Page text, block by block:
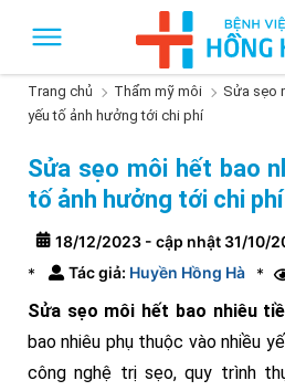
Trang chủ Thẩm mỹ môi
Sửa sẹo
yếu tố ảnh hưởng tới chi phí
Sửa sẹo môi hết bao
tố ảnh hưởng tới chi phí
18/12/2023 - cập nhật 31/10/
*
Tác giả: Huyền Hồng Hà *
Sửa sẹo môi hết bao nhiêu
bao nhiêu phụ thuộc vào nhiều
công nghệ trị sẹo, quy trình